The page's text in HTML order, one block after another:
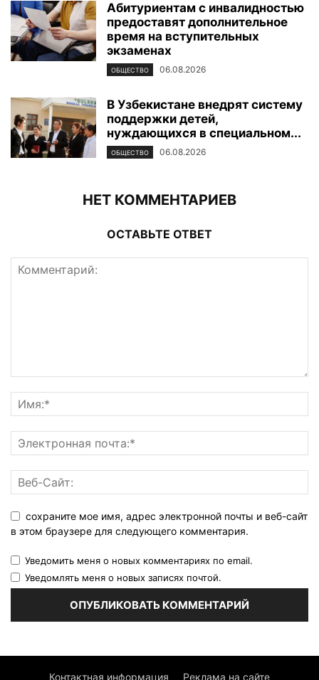
Абитуриентам с инвалидностью
предоставят дополнительное
время на вступительных
экзаменах
ОБЩЕСТВО 06.08.2026
В Узбекистане внедрят систему
поддержки детей,
нуждающихся в специальном...
ОБЩЕСТВО 06.08.2026
НЕТ КОММЕНТАРИЕВ
ОСТАВЬТЕ ОТВЕТ
сохраните мое имя, адрес электронной почты и веб-сайт
в этом браузере для следующего комментария.
Уведомить меня о новых комментариях по email.
Уведомлять меня о новых записях почтой.
Контактная информация Реклама на сайте